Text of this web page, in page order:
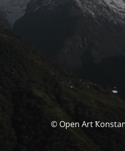
© Open Art